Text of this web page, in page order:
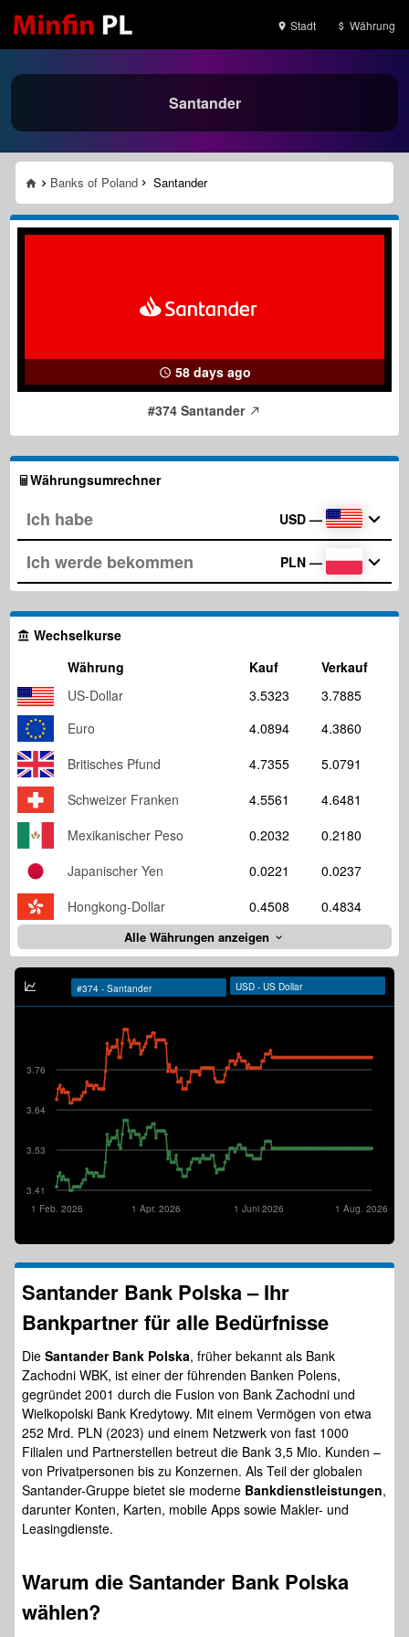
Stadt Währung
Santander
Banks of Poland Santander
58 days ago
#374 Santander
Währungsumrechner
USD —
PLN —
Wechselkurse
Währung
Kauf
Verkauf
US-Dollar
3.5323
3.7885
Euro
4.0894
4.3860
Britisches Pfund
4.7355
5.0791
Schweizer Franken
4.5561
4.6481
Mexikanischer Peso
0.2032
0.2180
Japanischer Yen
0.0221
0.0237
Hongkong-Dollar
0.4508 0.4834
Alle Währungen anzeigen
3.41
3.53
3.64
3.76
1 Aug. 2026
1 Juni 2026
1 Apr. 2026
1 Feb. 2026
Santander Bank Polska – Ihr
Bankpartner für alle Bedürfnisse
Die Santander Bank Polska, früher bekannt als Bank
Zachodni WBK, ist einer der führenden Banken Polens,
gegründet 2001 durch die Fusion von Bank Zachodni und
Wielkopolski Bank Kredytowy. Mit einem Vermögen von etwa
252 Mrd. PLN (2023) und einem Netzwerk von fast 1000
Filialen und Partnerstellen betreut die Bank 3,5 Mio. Kunden –
von Privatpersonen bis zu Konzernen. Als Teil der globalen
Santander-Gruppe bietet sie moderne Bankdienstleistungen,
darunter Konten, Karten, mobile Apps sowie Makler- und
Leasingdienste.
Warum dieSantander Bank Polska
wählen?